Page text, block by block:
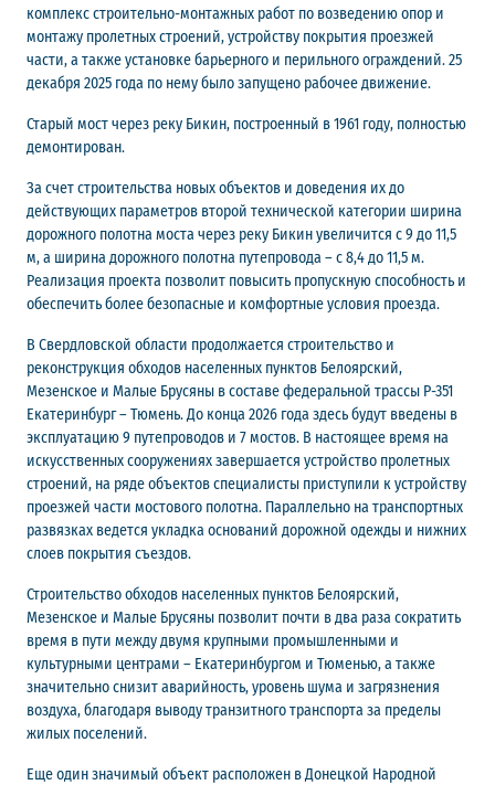
комплекс строительно-монтажных работ по возведению опор и
монтажу пролетных строений, устройству покрытия проезжей
части, а также установке барьерного и перильного ограждений. 25
декабря 2025 года по нему было запущено рабочее движение.
Старый мост через реку Бикин, построенный в 1961 году, полностью
демонтирован.
За счет строительства новых объектов и доведения их до
действующих параметров второй технической категории ширина
дорожного полотна моста через реку Бикин увеличится с 9 до 11,5
м, а ширина дорожного полотна путепровода – с 8,4 до 11,5 м.
Реализация проекта позволит повысить пропускную способность и
обеспечить более безопасные и комфортные условия проезда.
В Свердловской области продолжается строительство и
реконструкция обходов населенных пунктов Белоярский,
Мезенское и Малые Брусяны в составе федеральной трассы Р-351
Екатеринбург – Тюмень. До конца 2026 года здесь будут введены в
эксплуатацию 9 путепроводов и 7 мостов. В настоящее время на
искусственных сооружениях завершается устройство пролетных
строений, на ряде объектов специалисты приступили к устройству
проезжей части мостового полотна. Параллельно на транспортных
развязках ведется укладка оснований дорожной одежды и нижних
слоев покрытия съездов.
Строительство обходов населенных пунктов Белоярский,
Мезенское и Малые Брусяны позволит почти в два раза сократить
время в пути между двумя крупными промышленными и
культурными центрами – Екатеринбургом и Тюменью, а также
значительно снизит аварийность, уровень шума и загрязнения
воздуха, благодаря выводу транзитного транспорта за пределы
жилых поселений.
Еще один значимый объект расположен в Донецкой Народной